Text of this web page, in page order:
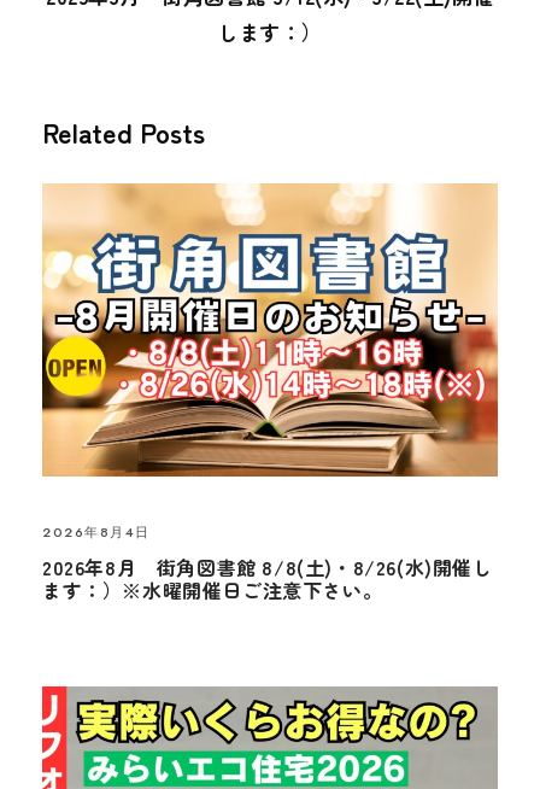
します：）
Related Posts
2026年8月4日
2026年8月 街角図書館 8/8(土)・8/26(水)開催し
ます：）※水曜開催日ご注意下さい。